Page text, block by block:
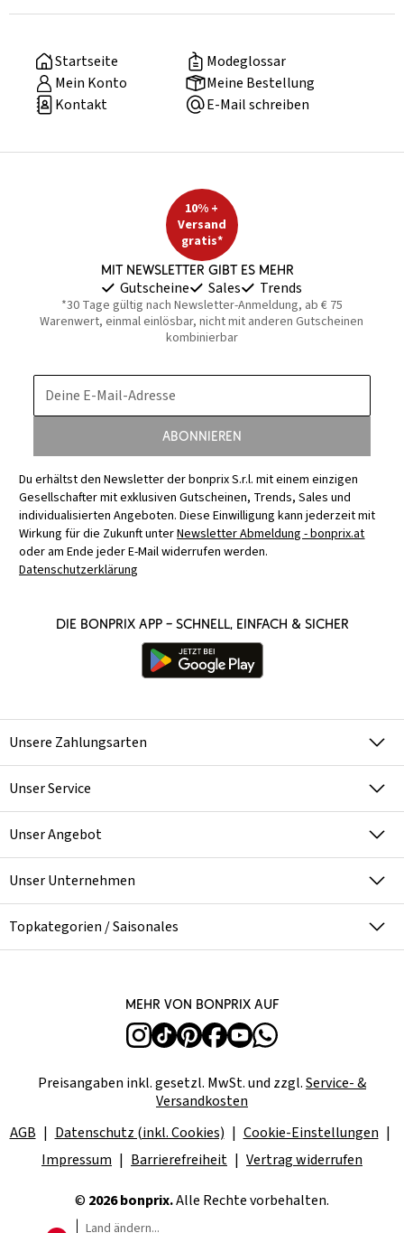
Startseite
Modeglossar
Mein Konto
Meine Bestellung
Kontakt
E-Mail schreiben
10% +
Versand
gratis*
Mit Newsletter gibt es mehr
Gutscheine Sales Trends
*30 Tage gültig nach Newsletter-Anmeldung, ab € 75
Warenwert, einmal einlösbar, nicht mit anderen Gutscheinen
kombinierbar
Deine E-Mail-Adresse
Abonnieren
Du erhältst den Newsletter der bonprix S.r.l. mit einem einzigen
Gesellschafter mit exklusiven Gutscheinen, Trends, Sales und
individualisierten Angeboten. Diese Einwilligung kann jederzeit mit
Wirkung für die Zukunft unterNewsletter Abmeldung - bonprix.at
oder am Ende jeder E-Mail widerrufen werden.
Datenschutzerklärung
Die bonprix App – schnell, einfach & sicher
Unsere Zahlungsarten
Unser Service
Unser Angebot
Unser Unternehmen
Topkategorien / Saisonales
Mehr von bonprix auf
Preisangaben inkl. gesetzl. MwSt. und zzgl.Service- &
Versandkosten
AGB
Datenschutz (inkl. Cookies)
Cookie-Einstellungen
Impressum
Barrierefreiheit Vertrag widerrufen
© 2026 bonprix.Alle Rechte vorbehalten.
Land ändern...